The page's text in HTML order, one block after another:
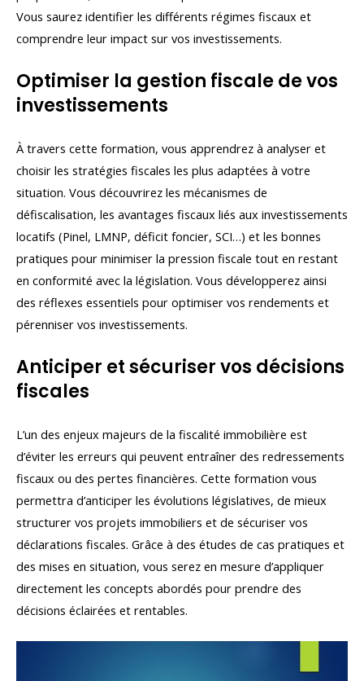
Vous saurez identifier les différents régimes fiscaux et
comprendre leur impact sur vos investissements.
Optimiser la gestion fiscale de vos
investissements
À travers cette formation, vous apprendrez à analyser et
choisir les stratégies fiscales les plus adaptées à votre
situation. Vous découvrirez les mécanismes de
défiscalisation, les avantages fiscaux liés aux investissements
locatifs (Pinel, LMNP, déficit foncier, SCI…) et les bonnes
pratiques pour minimiser la pression fiscale tout en restant
en conformité avec la législation. Vous développerez ainsi
des réflexes essentiels pour optimiser vos rendements et
pérenniser vos investissements.
Anticiper et sécuriser vos décisions
fiscales
L’un des enjeux majeurs de la fiscalité immobilière est
d’éviter les erreurs qui peuvent entraîner des redressements
fiscaux ou des pertes financières. Cette formation vous
permettra d’anticiper les évolutions législatives, de mieux
structurer vos projets immobiliers et de sécuriser vos
déclarations fiscales. Grâce à des études de cas pratiques et
des mises en situation, vous serez en mesure d’appliquer
directement les concepts abordés pour prendre des
décisions éclairées et rentables.